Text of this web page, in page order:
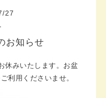
/27
お知らせ
休みいたします。お盆
利用くださいませ。